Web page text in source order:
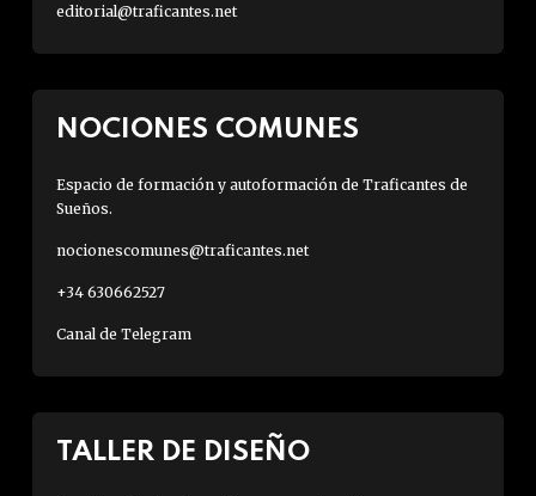
editorial@traficantes.net
NOCIONES COMUNES
Espacio de formación y autoformación de Traficantes de
Sueños.
nocionescomunes@traficantes.net
+34 630662527
Canal de Telegram
TALLER DE DISEÑO